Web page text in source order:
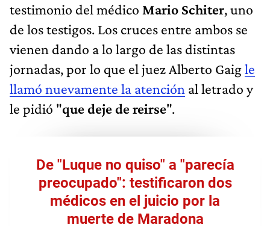
testimonio del médico Mario Schiter, uno
de los testigos. Los cruces entre ambos se
vienen dando a lo largo de las distintas
jornadas, por lo que el juez Alberto Gaigle
llamó nuevamente la atención al letrado y
le pidió "que deje de reirse".
De "Luque no quiso" a "parecía
preocupado": testificaron dos
médicos en el juicio por la
muerte de Maradona